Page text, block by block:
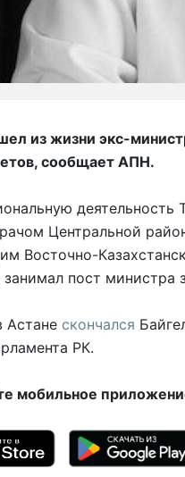
из жизни экс-
сообщает АПН.
деятельность
Центральной
Восточно-
занимал пост министра
Астане скончался
РК.
мобильное